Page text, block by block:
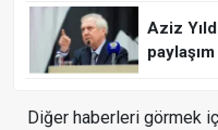
Aziz
Diğer haberleri görmek